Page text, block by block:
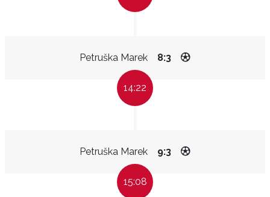
Petruška Marek 8:3
14:22
Petruška Marek 9:3
15:08